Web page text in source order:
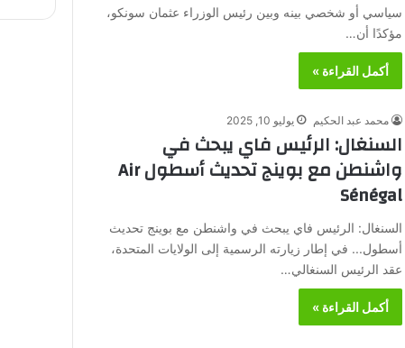
سياسي أو شخصي بينه وبين رئيس الوزراء عثمان سونكو،
مؤكدًا أن…
أكمل القراءة »
محمد عبد الحكيم يوليو 10, 2025
السنغال: الرئيس فاي يبحث في
واشنطن مع بوينج تحديث أسطول Air
Sénégal
السنغال: الرئيس فاي يبحث في واشنطن مع بوينج تحديث
أسطول... في إطار زيارته الرسمية إلى الولايات المتحدة،
عقد الرئيس السنغالي…
أكمل القراءة »